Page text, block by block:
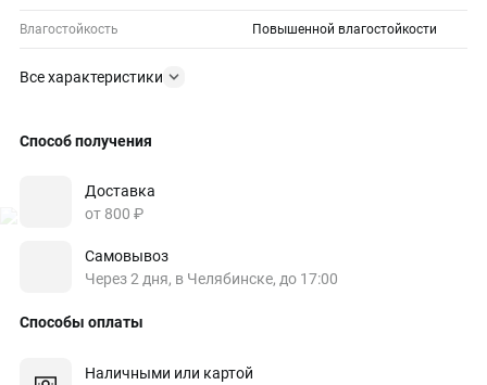
Влагостойкость Повышенной влагостойкости
Все характеристики
Способ получения
Доставка
от 800 ₽
Самовывоз
Через 2 дня, в Челябинске, до 17:00
Способы оплаты
Наличными или картой